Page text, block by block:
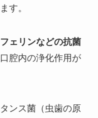
す。
ェリンなどの抗菌
腔内の浄化作用が
ンス菌（虫歯の原